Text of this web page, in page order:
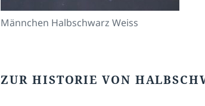
Männchen Halbschwarz Weiss
ZUR HISTORIE VON